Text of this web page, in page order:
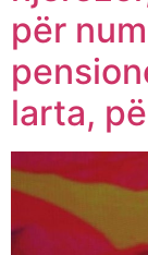
për
larta,